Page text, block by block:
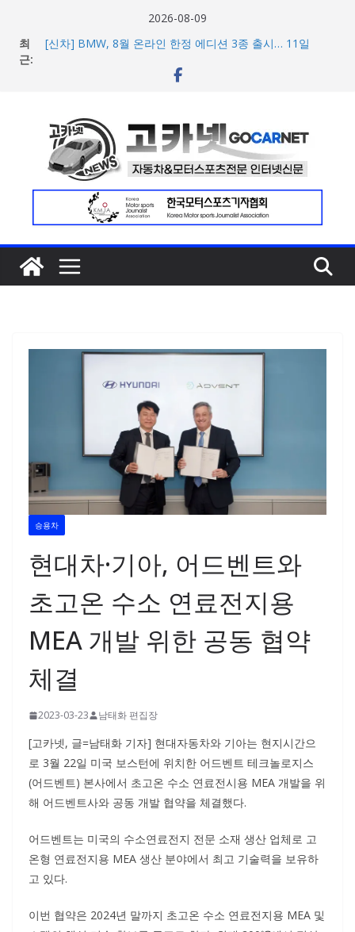
2026-08-09
최
근:
[신차] BMW, 8월 온라인 한정 에디션 3종 출시… 11일
벤틀리, 첫 순수 전기 어반 럭셔리 SUV 토르칼 탑재될 ‘큐레
팝업 오픈
BMW 레이디스 챔피언십 2026, 다양한 티켓 패키지 선보이
며 본격 대회 준비 돌입
현대차·기아, ‘2026 레드닷 어워드’에서 최우수상 2개·본상
15개 수상
승용차
현대차·기아, 어드벤트와
초고온 수소 연료전지용
MEA 개발 위한 공동 협약
체결
2023-03-23 남태화 편집장
[고카넷, 글=남태화 기자] 현대자동차와 기아는 현지시간으
로 3월 22일 미국 보스턴에 위치한 어드벤트 테크놀로지스
(어드벤트) 본사에서 초고온 수소 연료전시용 MEA 개발을 위
해 어드벤트사와 공동 개발 협약을 체결했다.
어드벤트는 미국의 수소연료전지 전문 소재 생산 업체로 고
온형 연료전지용 MEA 생산 분야에서 최고 기술력을 보유하
고 있다.
이번 협약은 2024년 말까지 초고온 수소 연료전지용 MEA 및